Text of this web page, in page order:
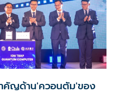
คัญด้าน'ควอนตัม'ของ